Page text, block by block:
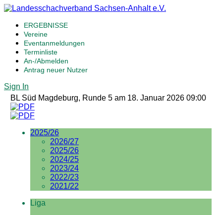
ERGEBNISSE
Vereine
Eventanmeldungen
Terminliste
An-/Abmelden
Antrag neuer Nutzer
Sign In
BL Süd Magdeburg, Runde 5 am 18. Januar 2026 09:00
2025/26
2026/27
2025/26
2024/25
2023/24
2022/23
2021/22
Liga